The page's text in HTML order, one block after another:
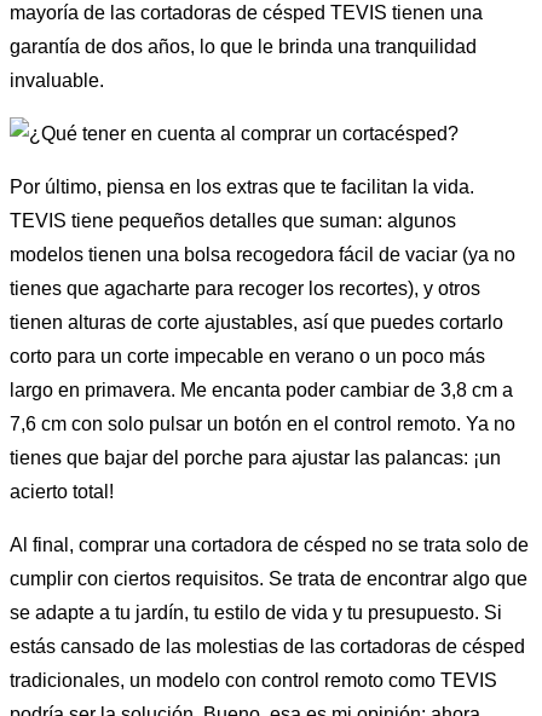
mayoría de las cortadoras de césped TEVIS tienen una
garantía de dos años, lo que le brinda una tranquilidad
invaluable.
Por último, piensa en los extras que te facilitan la vida.
TEVIS tiene pequeños detalles que suman: algunos
modelos tienen una bolsa recogedora fácil de vaciar (ya no
tienes que agacharte para recoger los recortes), y otros
tienen alturas de corte ajustables, así que puedes cortarlo
corto para un corte impecable en verano o un poco más
largo en primavera. Me encanta poder cambiar de 3,8 cm a
7,6 cm con solo pulsar un botón en el control remoto. Ya no
tienes que bajar del porche para ajustar las palancas: ¡un
acierto total!
Al final, comprar una cortadora de césped no se trata solo de
cumplir con ciertos requisitos. Se trata de encontrar algo que
se adapte a tu jardín, tu estilo de vida y tu presupuesto. Si
estás cansado de las molestias de las cortadoras de césped
tradicionales, un modelo con control remoto como TEVIS